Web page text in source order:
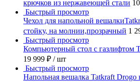
крючков из нержавеющей стали
Быстрый просмотр
Чехол для напольной
стойку, на молнии,прозрачный 1
Быстрый просмотр
Компьютерный стол с газлифтом
19 999 ₽ / шт
Быстрый просмотр
Напольная вешалка Tatkraft Drogo